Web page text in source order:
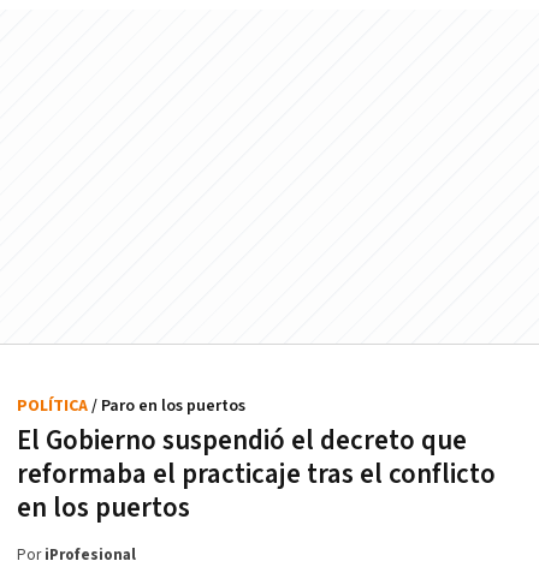
El Gobierno suspendió el decreto que
reformaba el practicaje tras el conflicto
en los puertos
POLÍTICA/ Paro en los puertos
PoriProfesional